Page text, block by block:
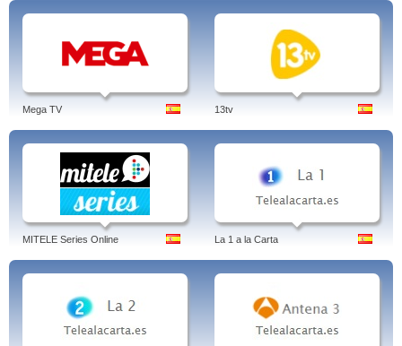
Mega TV 13tv
MITELE Series Online La 1 a la Carta